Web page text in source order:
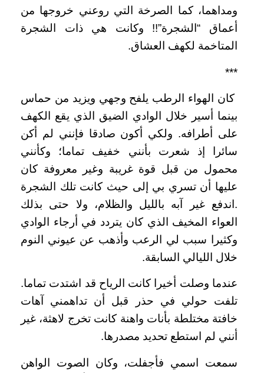
ومداهما، كما الصرخة التي روعني خروجها من
أعماق “الشجرة”!! وكانت هي ذات الشجرة
المتاخمة لكهف العشاق.
***
كان الهواء الرطب يلفح وجهي ويزيد من حماس
بينما أسير خلال الوادي الضيق الذي يقع الكهف
على أطرافه. ولكي أكون صادقا فإنني لم أكن
سائرا إذ شعرت بأنني خفيف تماما؛ وكأنني
محمول من قبل قوة غريبة وغير معروفة كان
عليها أن تسري بي إلى حيث كانت تلك الشجرة
.اندفع غير آبه بالليل والظلام، ولا حتى بذلك
العواء المخيف الذي كان يتردد في أرجاء الوادي
وكثيرا سبب لي الرعب وأذهب عن عيوني النوم
خلال الليالي السابقة.
عندما وصلت أخيرا كانت الرياح قد اشتدت تماما.
تلفت حولي في حذر قبل أن تداهمني آهات
خافتة مختلطة بأنات واهنة كانت تخرج لاهثة، غير
أنني لم استطع تحديد مصدرها.
سمعت اسمي فأجفلت، وكان الصوت الواهن